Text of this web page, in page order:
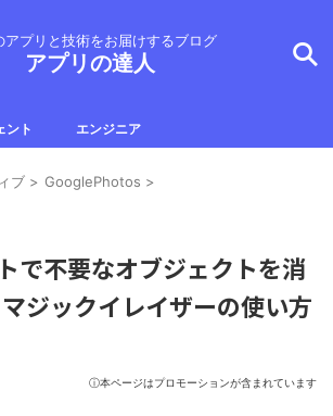
アプリと技術をお届けするブログ
アプリの達人
ント エンジニア
ブ > GooglePhotos >
で不要なオブジェクトを消
ジックイレイザーの使い方
ⓘ本ページはプロモーションが含まれています